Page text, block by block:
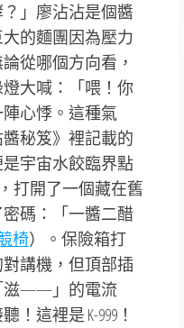
」廖沾沾是個醬
的麵團因為壓力
從哪個方向看，
大喊：「喂！你
心悸。這種氣
秘笈》裡記載的
宇宙水餃臨界點
打開了一個藏在舊
碼：「一醬二醋
椅）。保險箱打
講機，但頂部插
滋——」的電流
這裡是 K-999！